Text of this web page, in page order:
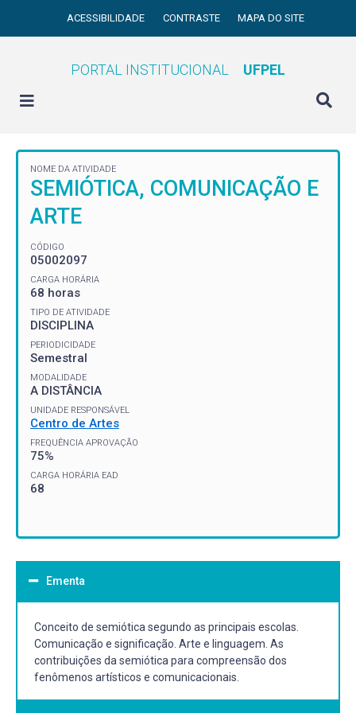
ACESSIBILIDADE CONTRASTE MAPA DO SITE
PORTAL INSTITUCIONAL UFPEL
NOME DA ATIVIDADE
SEMIÓTICA, COMUNICAÇÃO E
ARTE
CÓDIGO
05002097
CARGA HORÁRIA
68 horas
TIPO DE ATIVIDADE
DISCIPLINA
PERIODICIDADE
Semestral
MODALIDADE
A DISTÂNCIA
UNIDADE RESPONSÁVEL
Centro de Artes
FREQUÊNCIA APROVAÇÃO
75%
CARGA HORÁRIA EAD
68
Ementa
Conceito de semiótica segundo as principais escolas.
Comunicação e significação. Arte e linguagem. As
contribuições da semiótica para compreensão dos
fenômenos artísticos e comunicacionais.